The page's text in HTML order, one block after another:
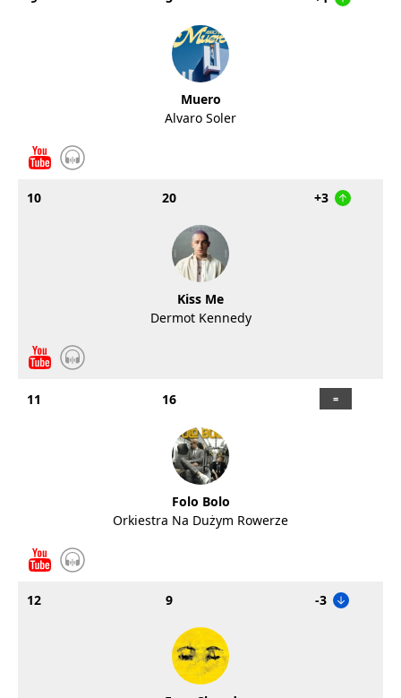
Muero
Alvaro Soler
10 20 +3
Kiss Me
Dermot Kennedy
11 16
Folo Bolo
Orkiestra Na Dużym Rowerze
12 9 -3